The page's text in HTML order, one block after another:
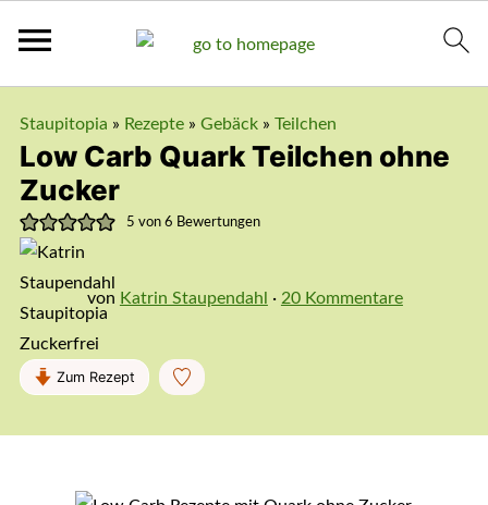
Staupitopia » Rezepte» Gebäck» Teilchen
Low Carb Quark Teilchen ohne
Zucker
5 von 6 Bewertungen
von Katrin Staupendahl · 20 Kommentare
Zum Rezept